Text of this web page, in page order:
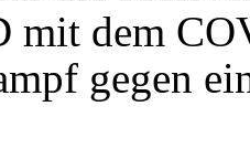
mit dem
gegen